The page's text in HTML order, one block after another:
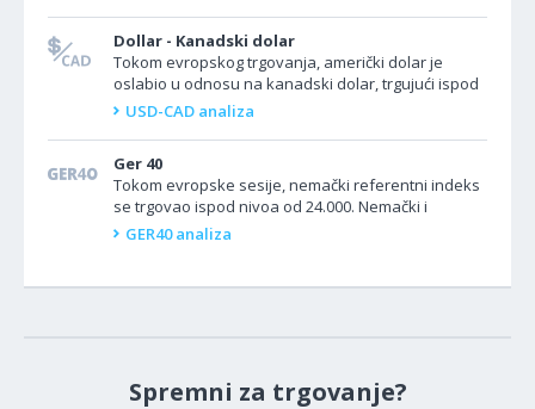
Dollar - Kanadski dolar
Tokom evropskog trgovanja, američki dolar je
oslabio u odnosu na kanadski dolar, trgujući ispod
nivoa od 1.3900. Valutni par USD/CAD je izgubio na
USD-CAD analiza
Ger 40
Tokom evropske sesije, nemački referentni indeks
se trgovao ispod nivoa od 24.000. Nemački i
evropski berzanski indeksi blago su pali u sredu,
GER40 analiza
Spremni za trgovanje?